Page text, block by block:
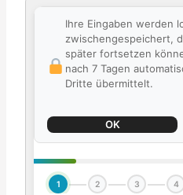
Ihre Eingaben werden
zwischengespeichert,
später fortsetzen
nach 7 Tagen
Dritte übermittelt.
OK
1 2 3 4